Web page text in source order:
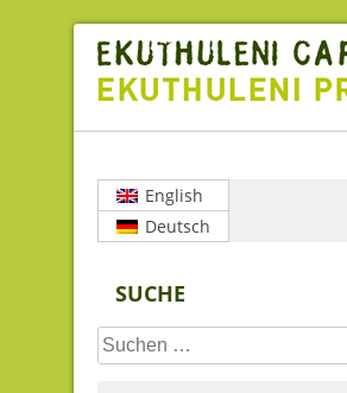
Skip
content
English
Deutsch
SUCHE
Suchen
nach: